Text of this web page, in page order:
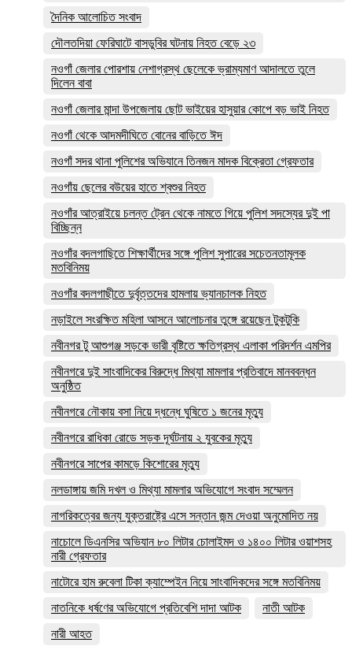
দৈনিক আলোচিত সংবাদ
দৌলতদিয়া ফেরিঘাটে বাসডুবির ঘটনায় নিহত বেড়ে ২৩
নওগাঁ জেলার পোরশায় নেশাগ্রস্থ ছেলেকে ভ্রাম্যমাণ আদালতে তুলে
দিলেন বাবা
নওগাঁ জেলার মান্দা উপজেলায় ছোট ভাইয়ের হাসুয়ার কোপে বড় ভাই নিহত
নওগাঁ থেকে আদমদীঘিতে বোনের বাড়িতে ঈদ
নওগাঁ সদর থানা পুলিশের অভিযানে তিনজন মাদক বিক্রেতা গ্রেফতার
নওগাঁয় ছেলের বউয়ের হাতে শ্বশুর নিহত
নওগাঁর আত্রাইয়ে চলন্ত ট্রেন থেকে নামতে গিয়ে পুলিশ সদস্যের দুই পা
বিচ্ছিন্ন
নওগাঁর বদলগাছিতে শিক্ষার্থীদের সঙ্গে পুলিশ সুপারের সচেতনতামূলক
মতবিনিময়
নওগাঁর বদলগাছীতে দুর্বৃত্তদের হামলায় ভ্যানচালক নিহত
নড়াইলে সংরক্ষিত মহিলা আসনে আলোচনার তুঙ্গে রয়েছেন টুকটুকি
নবীনগর টু আশুগঞ্জ সড়কে ভারী বৃষ্টিতে ক্ষতিগ্রস্থ এলাকা পরিদর্শন এমপির
নবীনগরে দুই সাংবাদিকের বিরুদ্ধে মিথ্যা মামলার প্রতিবাদে মানববন্ধন
অনুষ্ঠিত
নবীনগরে নৌকায় বসা নিয়ে দ্ধন্ধে ঘুষিতে ১ জনের মৃত্যু
নবীনগরে রাধিকা রোডে সড়ক দূর্ঘটনায় ২ যুবকের মৃত্যু
নবীনগরে সাপের কামড়ে কিশোরের মৃত্যু
নলডাঙ্গায় জমি দখল ও মিথ্যা মামলার অভিযোগে সংবাদ সম্মেলন
নাগরিকত্বের জন্য যুক্তরাষ্ট্রে এসে সন্তান জন্ম দেওয়া অনুমোদিত নয়
নাচোলে ডিএনসির অভিযান ৮০ লিটার চোলাইমদ ও ১৪০০ লিটার ওয়াশসহ
নারী গ্রেফতার
নাটোরে হাম রুবেলা টিকা ক্যাম্পেইন নিয়ে সাংবাদিকদের সঙ্গে মতবিনিময়
নাতনিকে ধর্ষণের অভিযোগে প্রতিবেশি দাদা আটক
নাতী আটক
নারী আহত